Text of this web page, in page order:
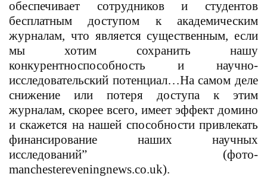
обеспечивает сотрудников и студентов
бесплатным доступом к академическим
журналам, что является существенным, если
мы хотим сохранить нашу
конкурентноспособность и научно-
исследовательский потенциал…На самом деле
снижение или потеря доступа к этим
журналам, скорее всего, имеет эффект домино
и скажется на нашей способности привлекать
финансирование наших научных
исследований” (фото-
manchestereveningnews.co.uk).